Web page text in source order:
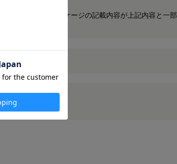
どにより、商品パッケージの記載内容が上記内容と一
。
浸出液1杯あたり）
ィーバッグ×10個入